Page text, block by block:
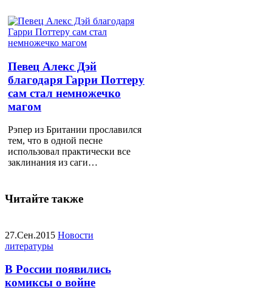
Певец Алекс Дэй
благодаря Гарри Поттеру
сам стал немножечко
магом
Рэпер из Британии прославился
тем, что в одной песне
использовал практически все
заклинания из саги…
Читайте также
27.Сен.2015 Новости
литературы
В России появились
комиксы о войне